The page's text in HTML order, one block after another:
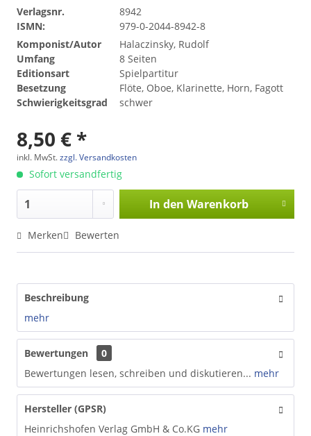
Verlagsnr.
8942
ISMN:
979-0-2044-8942-8
Komponist/Autor
Halaczinsky, Rudolf
Umfang
8 Seiten
Editionsart
Spielpartitur
Besetzung
Flöte, Oboe, Klarinette, Horn, Fagott
Schwierigkeitsgrad
schwer
8,50 € *
inkl. MwSt.zzgl. Versandkosten
Sofort versandfertig
In den Warenkorb
Merken Bewerten
Beschreibung
mehr
Bewertungen
0
Bewertungen lesen, schreiben und diskutieren... mehr
Hersteller (GPSR)
Heinrichshofen Verlag GmbH & Co.KG mehr